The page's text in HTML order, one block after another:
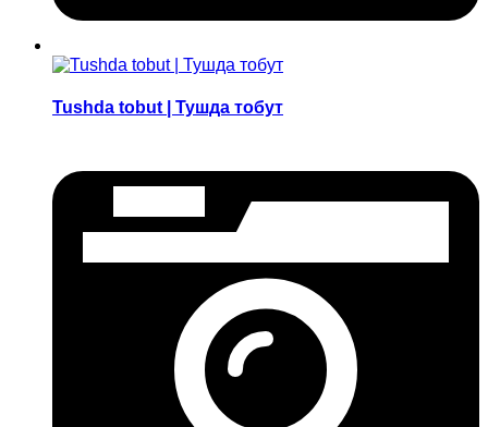
Tushda tobut | Тушда тобут